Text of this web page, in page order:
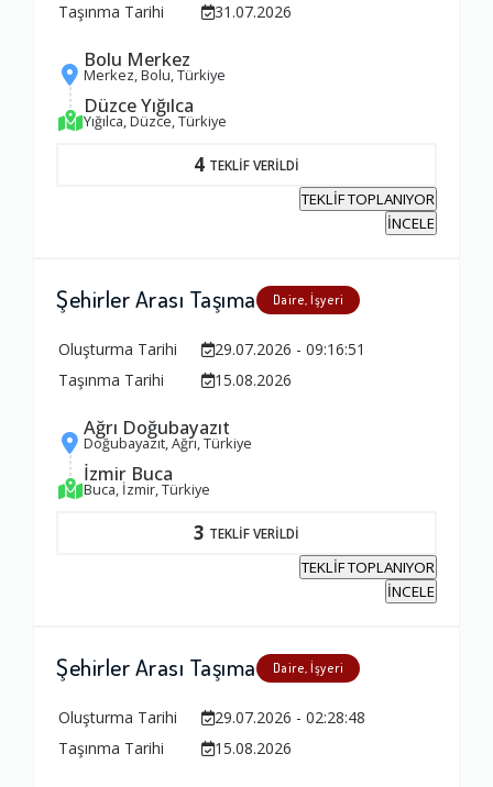
Taşınma Tarihi
31.07.2026
Bolu Merkez
Merkez, Bolu, Türkiye
Düzce Yığılca
Yığılca, Düzce, Türkiye
4 TEKLİF VERİLDİ
TEKLİF TOPLANIYOR
İNCELE
Şehirler Arası Taşıma Daire, İşyeri
Oluşturma Tarihi
29.07.2026 - 09:16:51
Taşınma Tarihi
15.08.2026
Ağrı Doğubayazıt
Doğubayazıt, Ağrı, Türkiye
İzmir Buca
Buca, İzmir, Türkiye
3 TEKLİF VERİLDİ
TEKLİF TOPLANIYOR
İNCELE
Şehirler Arası Taşıma Daire, İşyeri
Oluşturma Tarihi
29.07.2026 - 02:28:48
Taşınma Tarihi
15.08.2026